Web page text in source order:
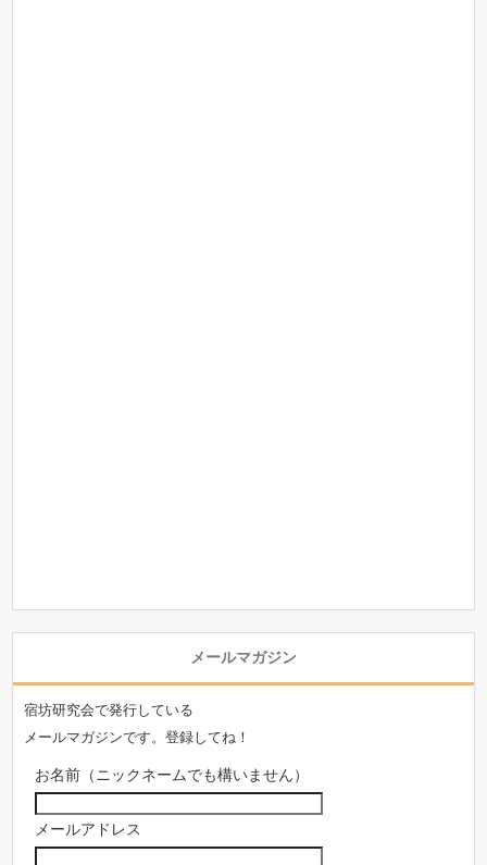
メールマガジン
宿坊研究会で発行している
メールマガジンです。登録してね！
お名前（ニックネームでも構いません）
メールアドレス